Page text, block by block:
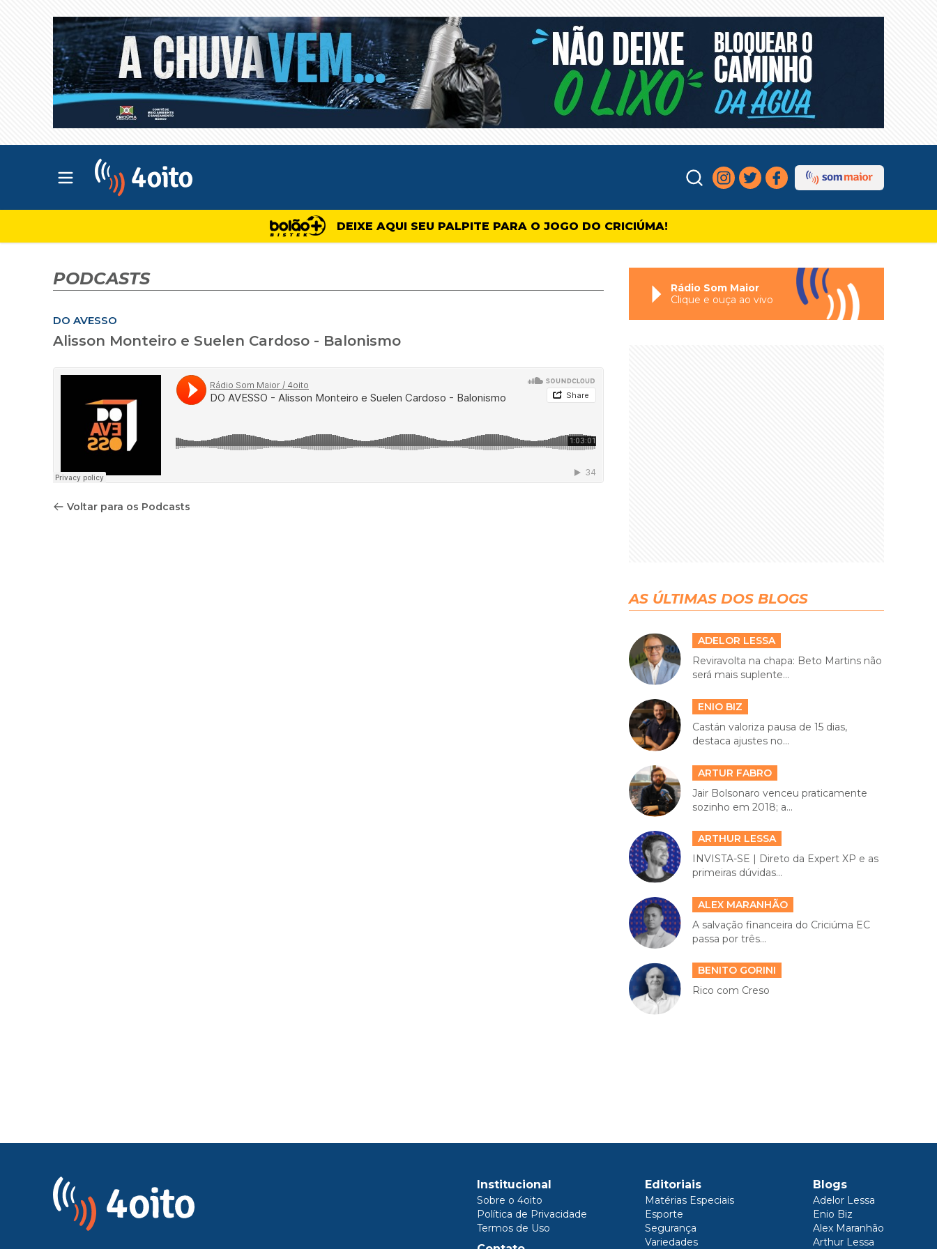
Abrir menu principal
DEIXE AQUI SEU PALPITE PARA O JOGO DO CRICIÚMA!
PODCASTS
DO AVESSO
Alisson Monteiro e Suelen Cardoso - Balonismo
Voltar para os Podcasts
Rádio Som Maior
Clique e ouça ao vivo
AS ÚLTIMAS DOS BLOGS
ADELOR LESSA
Reviravolta na chapa: Beto Martins não
será mais suplente...
ENIO BIZ
Castán valoriza pausa de 15 dias,
destaca ajustes no...
ARTUR FABRO
Jair Bolsonaro venceu praticamente
sozinho em 2018; a...
ARTHUR LESSA
INVISTA-SE | Direto da Expert XP e as
primeiras dúvidas...
ALEX MARANHÃO
A salvação financeira do Criciúma EC
passa por três...
BENITO GORINI
Rico com Creso
Institucional
Sobre o 4oito
Política de Privacidade
Termos de Uso
Editoriais
Matérias Especiais
Esporte
Segurança
Variedades
Blogs
Adelor Lessa
Enio Biz
Alex Maranhão
Arthur Lessa